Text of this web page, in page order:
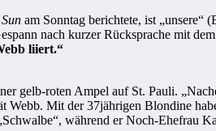
Sun am Sonntag berichtete, ist „unsere“
nach kurzer Rücksprache mit
liiert.“
gelb-roten Ampel auf St. Pauli.
Webb. Mit der 37jährigen Blondine
während er Noch-Ehefrau